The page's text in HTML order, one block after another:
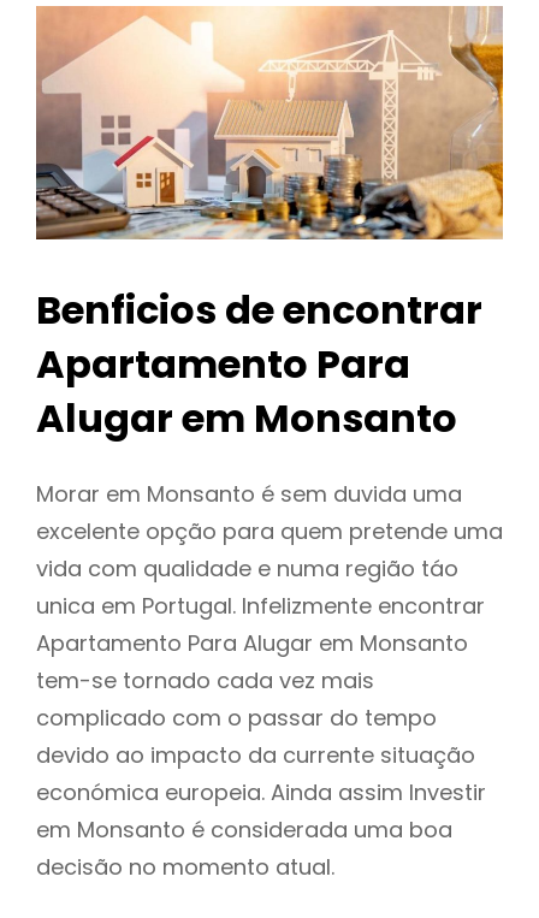
Benficios de encontrar
Apartamento Para
Alugar em Monsanto
Morar em Monsanto é sem duvida uma
excelente opção para quem pretende uma
vida com qualidade e numa região táo
unica em Portugal. Infelizmente encontrar
Apartamento Para Alugar em Monsanto
tem-se tornado cada vez mais
complicado com o passar do tempo
devido ao impacto da currente situação
económica europeia. Ainda assim Investir
em Monsanto é considerada uma boa
decisão no momento atual.